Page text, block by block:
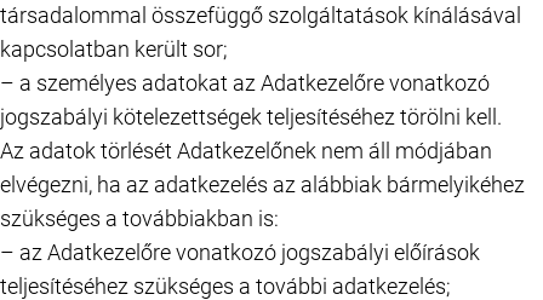
társadalommal összefüggő szolgáltatások kínálásával
kapcsolatban került sor;
– a személyes adatokat az Adatkezelőre vonatkozó
jogszabályi kötelezettségek teljesítéséhez törölni kell.
Az adatok törlését Adatkezelőnek nem áll módjában
elvégezni, ha az adatkezelés az alábbiak bármelyikéhez
szükséges a továbbiakban is:
– az Adatkezelőre vonatkozó jogszabályi előírások
teljesítéséhez szükséges a további adatkezelés;